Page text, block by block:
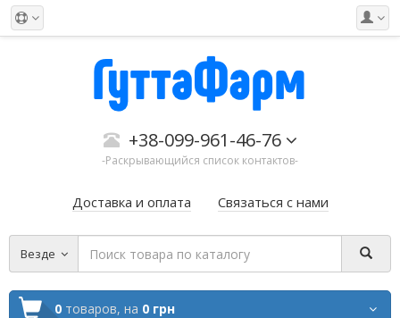
+38-099-961-46-76
-Раскрывающийся список контактов-
Доставка и оплата Связаться с нами
Везде
0 товаров, на 0 грн